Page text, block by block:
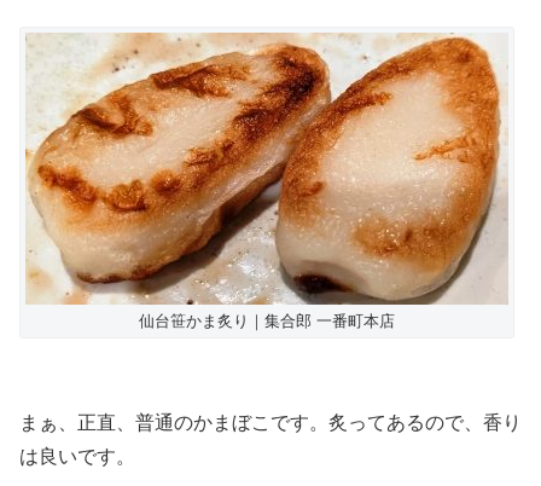
仙台笹かま炙り｜集合郎 一番町本店
まぁ、正直、普通のかまぼこです。炙ってあるので、香り
は良いです。